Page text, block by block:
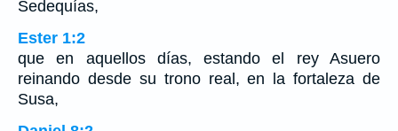
Sedequías,
Ester 1:2
que en aquellos días, estando el rey Asuero
reinando desde su trono real, en la fortaleza de
Susa,